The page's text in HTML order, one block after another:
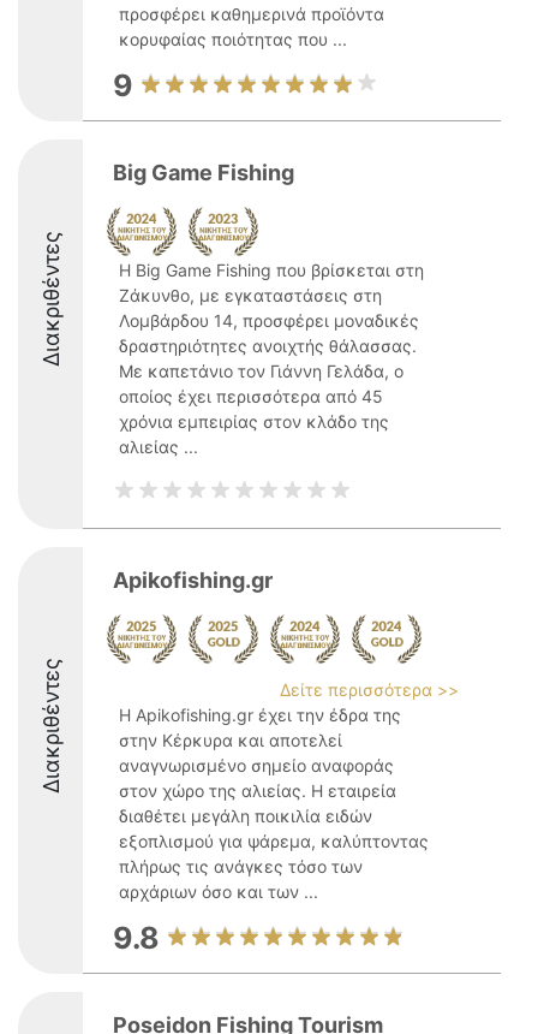
προσφέρει καθημερινά προϊόντα
κορυφαίας ποιότητας που ...
9
Διακριθέντες
Big Game Fishing
Η Big Game Fishing που βρίσκεται στη
Ζάκυνθο, με εγκαταστάσεις στη
Λομβάρδου 14, προσφέρει μοναδικές
δραστηριότητες ανοιχτής θάλασσας.
Με καπετάνιο τον Γιάννη Γελάδα, ο
οποίος έχει περισσότερα από 45
χρόνια εμπειρίας στον κλάδο της
αλιείας ...
Διακριθέντες
Apikofishing.gr
Δείτε περισσότερα >>
Η Apikofishing.gr έχει την έδρα της
στην Κέρκυρα και αποτελεί
αναγνωρισμένο σημείο αναφοράς
στον χώρο της αλιείας. Η εταιρεία
διαθέτει μεγάλη ποικιλία ειδών
εξοπλισμού για ψάρεμα, καλύπτοντας
πλήρως τις ανάγκες τόσο των
αρχάριων όσο και των ...
9.8
Poseidon Fishing Tourism